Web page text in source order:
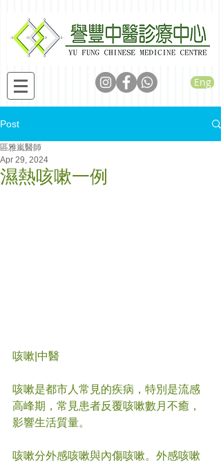
Eng
Post
濕熱咳嗽一例
區雅嵐醫師
Apr 29, 2024
咳嗽 |中醫
咳嗽是都市人常見的疾病，特別是流感
高峰期，常見患者反覆咳嗽數月不癒，
影響生活質量。
咳嗽分外感咳嗽與內傷咳嗽。外感咳嗽